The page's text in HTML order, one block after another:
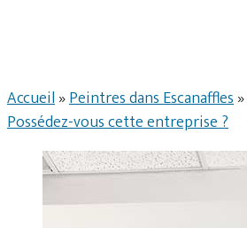
Accueil»Peintres dans Escanaffles»
Possédez-vous cette entreprise ?